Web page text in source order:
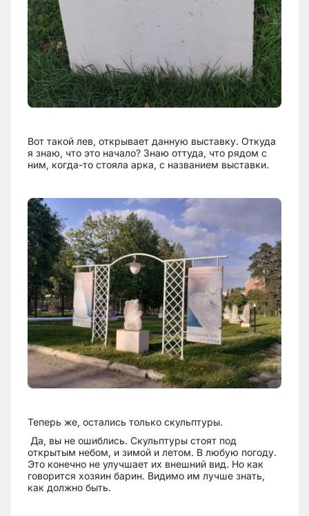
Вот такой лев, открывает данную выставку. Откуда
я знаю, что это начало? Знаю оттуда, что рядом с
ним, когда-то стояла арка, с названием выставки.
Теперь же, остались только скульптуры.
Да, вы не ошиблись. Скульптуры стоят под
открытым небом, и зимой и летом. В любую погоду.
Это конечно не улучшает их внешний вид. Но как
говорится хозяин барин. Видимо им лучше знать,
как должно быть.